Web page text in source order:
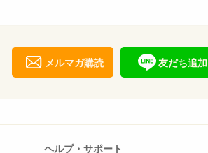
メルマガ購読 友だち追加
ヘルプ・サポート